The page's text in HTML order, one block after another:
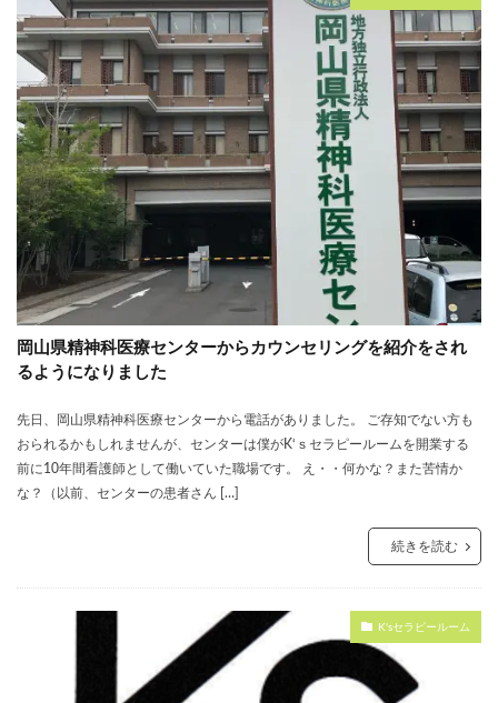
岡山県精神科医療センターからカウンセリングを紹介をされ
るようになりました
先日、岡山県精神科医療センターから電話がありました。 ご存知でない方も
おられるかもしれませんが、センターは僕がK‘ｓセラピールームを開業する
前に10年間看護師として働いていた職場です。 え・・何かな？また苦情か
な？（以前、センターの患者さん […]
続きを読む
K'sセラピールーム